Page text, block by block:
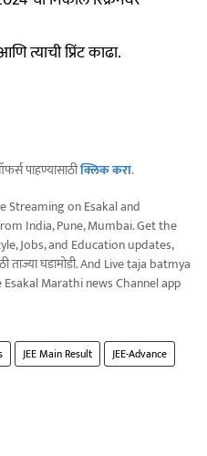
त्याची प्रिंट काढा.
पाहण्यासाठीक्लिक करा.
Streaming on Esakal and
India, Pune, Mumbai. Get the
Jobs, and Education updates,
ताज्या घडामोडी. And Live taja batmya
Marathi news Channel app
JEE Main Result JEE-Advance